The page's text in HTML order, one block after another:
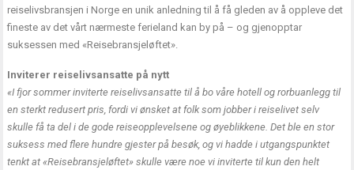
reiselivsbransjen i Norge en unik anledning til å få gleden av å oppleve det
fineste av det vårt nærmeste ferieland kan by på – og gjenopptar
suksessen med «Reisebransjeløftet».
Inviterer reiselivsansatte på nytt
«I fjor sommer inviterte reiselivsansatte til å bo våre hotell og rorbuanlegg til
en sterkt redusert pris, fordi vi ønsket at folk som jobber i reiselivet selv
skulle få ta del i de gode reiseopplevelsene og øyeblikkene. Det ble en stor
suksess med flere hundre gjester på besøk, og vi hadde i utgangspunktet
tenkt at «Reisebransjeløftet» skulle være noe vi inviterte til kun den helt